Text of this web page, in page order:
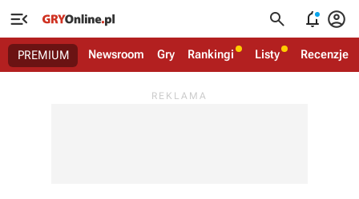
   
PREMIUM Newsroom Gry Rankingi Listy Recenzje